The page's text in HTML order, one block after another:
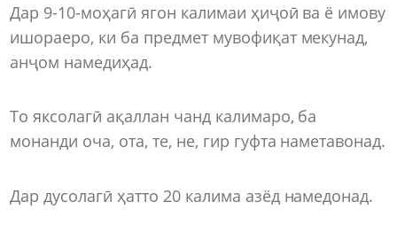
Дар 9-10-моҳагӣ ягон калимаи ҳиҷоӣ ва ё имову
ишораеро, ки ба предмет мувофиқат мекунад,
анҷом намедиҳад.
То яксолагӣ ақаллан чанд калимаро, ба
монанди оча, ота, те, не, гир гуфта наметавонад.
Дар дусолагӣ ҳатто 20 калима азёд намедонад.